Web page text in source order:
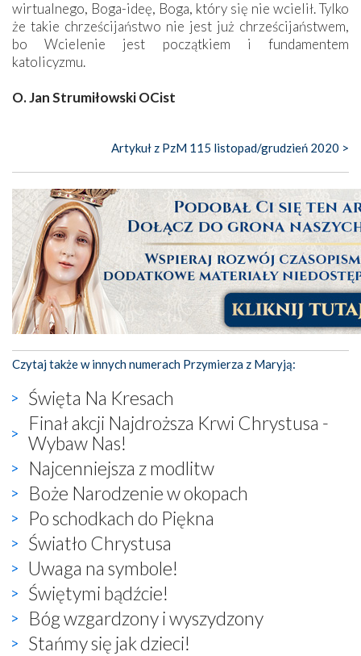
wirtualnego, Boga-ideę, Boga, który się nie wcielił. Tylko
że takie chrześcijaństwo nie jest już chrześcijaństwem,
bo Wcielenie jest początkiem i fundamentem
katolicyzmu.
O. Jan Strumiłowski OCist
Artykuł z PzM 115 listopad/grudzień 2020 >
Czytaj także w innych numerach Przymierza z Maryją:
Święta Na Kresach
Finał akcji Najdroższa Krwi Chrystusa -
Wybaw Nas!
Najcenniejsza z modlitw
Boże Narodzenie w okopach
Po schodkach do Piękna
Światło Chrystusa
Uwaga na symbole!
Świętymi bądźcie!
Bóg wzgardzony i wyszydzony
Stańmy się jak dzieci!